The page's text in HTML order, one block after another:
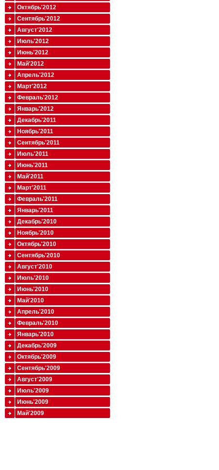
Октябрь'2012
Сентябрь'2012
Август'2012
Июль'2012
Июнь'2012
Май'2012
Апрель'2012
Март'2012
Февраль'2012
Январь'2012
Декабрь'2011
Ноябрь'2011
Сентябрь'2011
Июль'2011
Июнь'2011
Май'2011
Март'2011
Февраль'2011
Январь'2011
Декабрь'2010
Ноябрь'2010
Октябрь'2010
Сентябрь'2010
Август'2010
Июль'2010
Июнь'2010
Май'2010
Апрель'2010
Февраль'2010
Январь'2010
Декабрь'2009
Октябрь'2009
Сентябрь'2009
Август'2009
Июль'2009
Июнь'2009
Май'2009